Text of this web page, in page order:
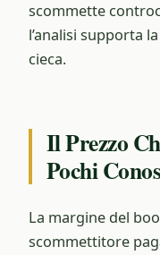
scommette
l’analisi supporta
cieca.
Il Prezzo
Pochi
La margine del
scommettitore